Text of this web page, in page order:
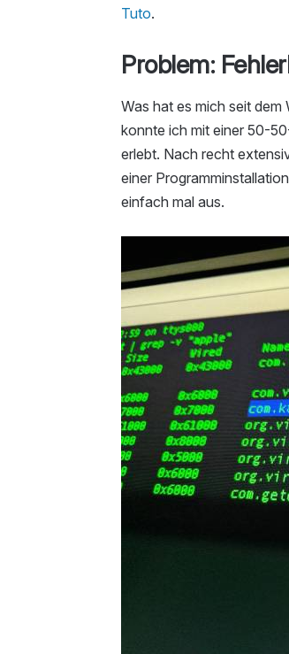
Tuto.
Problem:
Was hat es mich seit
konnte ich mit einer 50-
erlebt. Nach recht
einer
einfach mal aus.